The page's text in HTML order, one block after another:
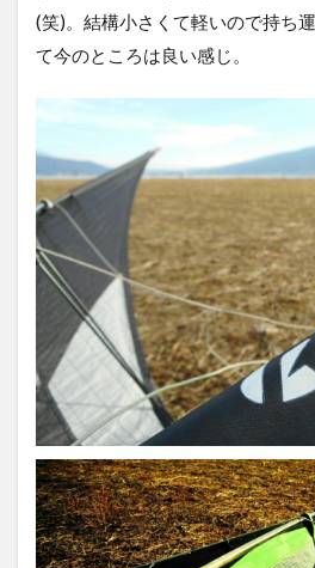
(笑)。結構小さくて軽いので持ち
て今のところは良い感じ。